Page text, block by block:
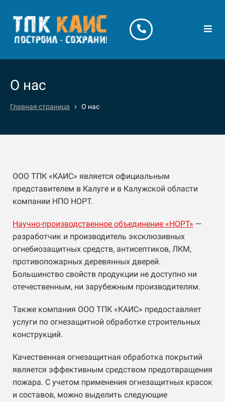
О нас
Главная страница › О нас
ООО ТПК «КАИС» является официальным
представителем в Калуге и в Калужской области
компании НПО НОРТ.
Научно-производственное объединение «НОРТ» —
разработчик и производитель эксклюзивных
огнебиозащитных средств, антисептиков, ЛКМ,
противопожарных деревянных дверей.
Большинство свойств продукции не доступно ни
отечественным, ни зарубежным производителям.
Также компания ООО ТПК «КАИС» предоставляет
услуги по огнезащитной обработке строительных
конструкций.
Качественная огнезащитная обработка покрытий
является эффективным средством предотвращения
пожара. С учетом применения огнезащитных красок
и составов, можно выделить следующие